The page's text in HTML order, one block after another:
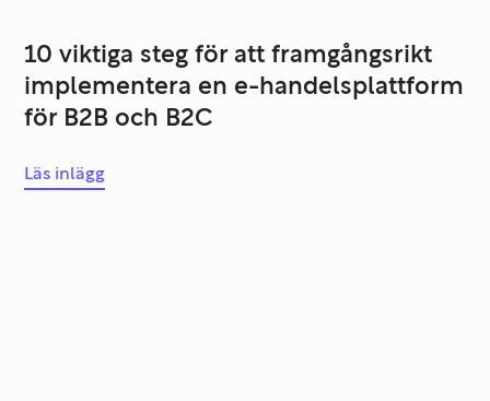
10 viktiga steg för att framgångsrikt
implementera en e-handelsplattform
för B2B och B2C
Läs inlägg